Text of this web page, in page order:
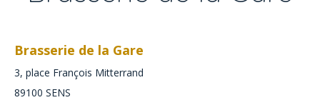
Brasserie de la Gare
3, place François Mitterrand
89100 SENS